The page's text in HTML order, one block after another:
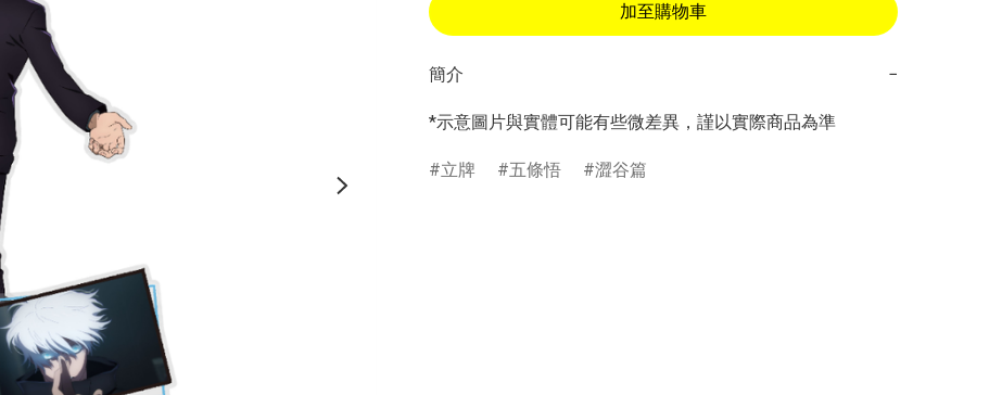
加至購物車
簡介 −
*示意圖片與實體可能有些微差異，謹以實際商品為準
立牌 五條悟 澀谷篇